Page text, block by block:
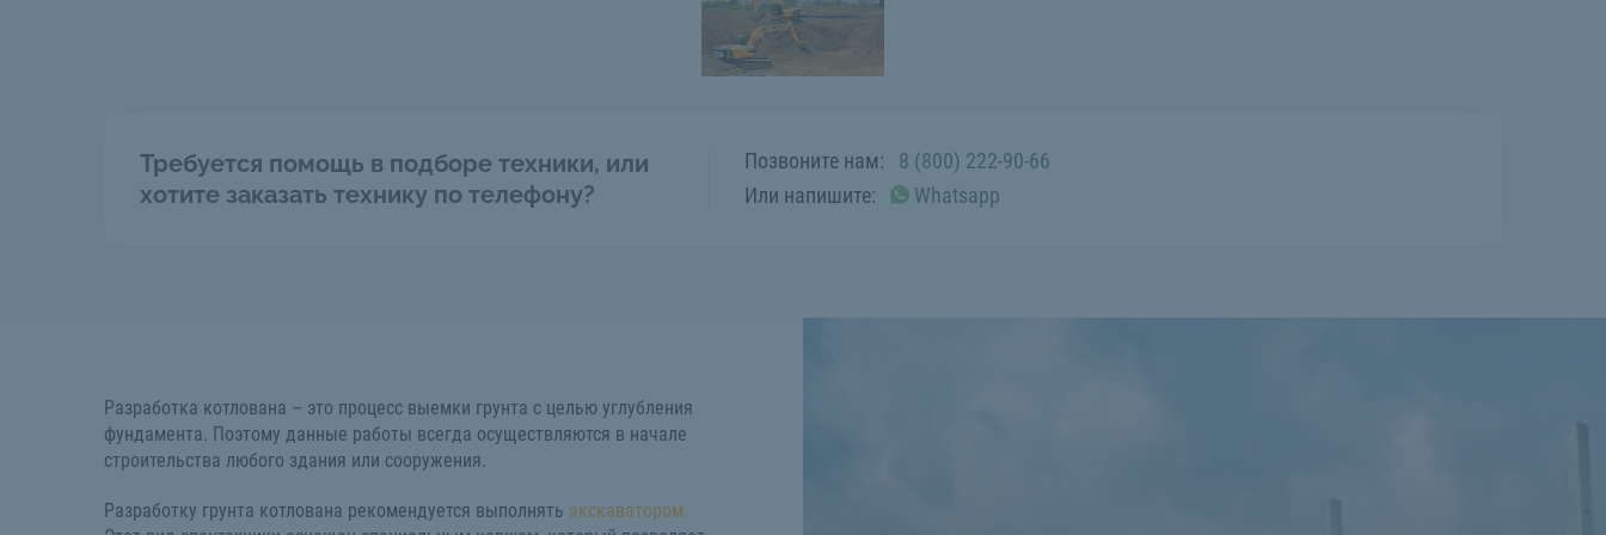
Требуется помощь в подборе техники, или
хотите заказать технику по телефону?
Позвоните нам:
8 (800) 222-90-66
Или напишите:
Whatsapp
Разработка котлована – это процесс выемки грунта с целью углубления
фундамента. Поэтому данные работы всегда осуществляются в начале
строительства любого здания или сооружения.
Разработку грунта котлована рекомендуется выполнять экскаватором.